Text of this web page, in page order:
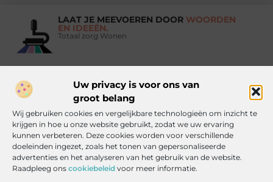
Uw privacy is voor ons van
groot belang
Wij gebruiken cookies en vergelijkbare technologieën om inzicht te
krijgen in hoe u onze website gebruikt, zodat we uw ervaring
kunnen verbeteren. Deze cookies worden voor verschillende
doeleinden ingezet, zoals het tonen van gepersonaliseerde
advertenties en het analyseren van het gebruik van de website.
Raadpleeg ons cookiebeleid voor meer informatie.
LAAT JE MEEVOEREN DOOR WOORDEN
EN IDEEËN.
Totaal zorg Wonen
Vind Ons Hier :
Beroemdheden Uit de Media Partners Over ons
Contact Artikel publiceren Website index